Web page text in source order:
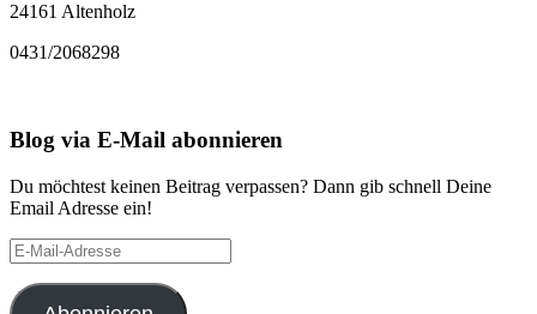
24161 Altenholz
0431/2068298
Blog via E-Mail abonnieren
Du möchtest keinen Beitrag verpassen? Dann gib schnell Deine
Email Adresse ein!
E-
Mail-
Adresse